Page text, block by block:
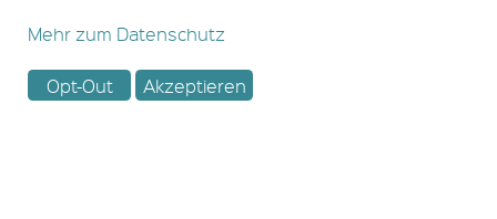
Mehr zum Datenschutz
Opt-Out Akzeptieren